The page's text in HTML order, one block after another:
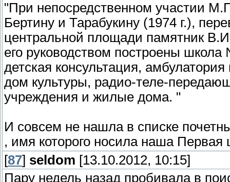
"При непосредственном участии
Бертину и Тарабукину (1974 г.),
центральной площади памятник
его руководством построены
детская консультация,
дом культуры, радио-теле-
учреждения и жилые дома. "
И совсем не нашла в списке
, имя которого носила наша Первая
[87] seldom [13.10.2012, 10:15]
Пару недель назад пробивала в